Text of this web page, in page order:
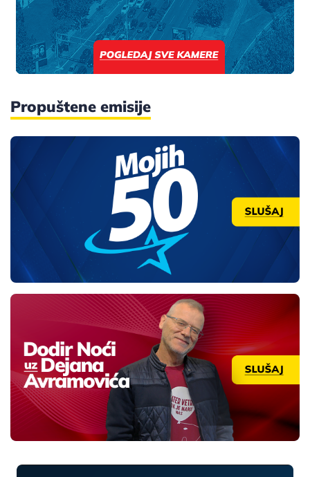
Propuštene emisije